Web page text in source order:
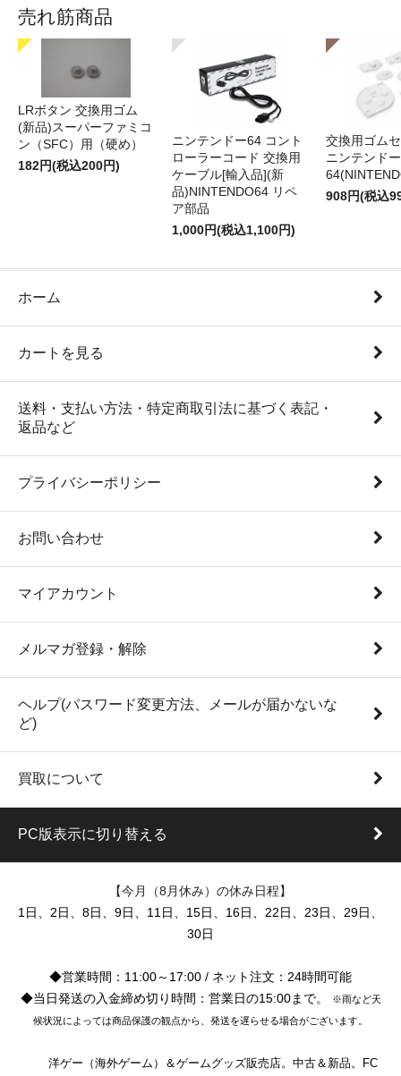
売れ筋商品
LRボタン 交換用ゴム
(新品)スーパーファミコ
ン（SFC）用（硬め）
182円(税込200円)
ニンテンドー64 コント
ローラーコード 交換用
ケーブル[輸入品](新
品)NINTENDO64 リペ
ア部品
1,000円(税込1,100円)
交換用ゴム
ニンテンドー
908円(税込
ホーム
カートを見る
送料・支払い方法・特定商取引法に基づく表記・
返品など
プライバシーポリシー
お問い合わせ
マイアカウント
メルマガ登録・解除
ヘルプ(パスワード変更方法、メールが届かないな
ど)
買取について
PC版表示に切り替える
【今月（8月休み）の休み日程】
1日、2日、8日、9日、11日、15日、16日、22日、23日、29日、
30日
◆営業時間：11:00～17:00 / ネット注文：24時間可能
◆当日発送の入金締め切り時間：営業日の15:00まで。
※雨など天
候状況によっては商品保護の観点から、発送を遅らせる場合がございます。
洋ゲー（海外ゲーム）＆ゲームグッズ販売店。中古＆新品。FC